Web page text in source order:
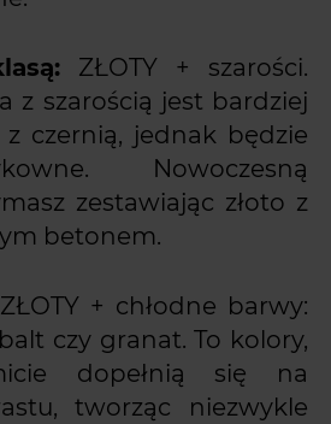
ZŁOTY + szarości.
z szarością jest bardziej
czernią, jednak będzie
Nowoczesną
zestawiając złoto z
betonem.
ZŁOTY + chłodne barwy:
czy granat. To kolory,
dopełnią się na
tworząc niezwykle